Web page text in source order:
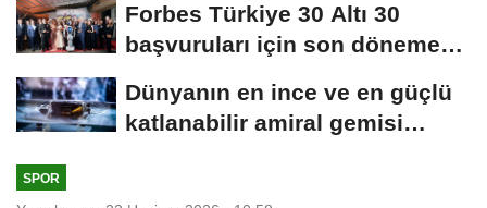
Forbes Türkiye 30 Altı 30
başvuruları için son dönemece
Dünyanın en ince ve en güçlü
katlanabilir amiral gemisi
SPOR